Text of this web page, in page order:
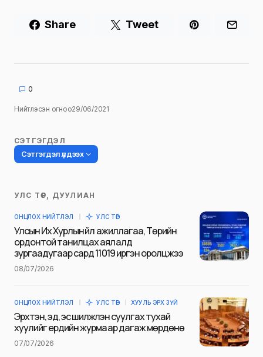
Share Tweet
0
Нийтлэсэн огноо29/06/2021
СЭТГЭГДЭЛ
Сэтгэгдэл үлдээх
Таны имэйл хаягийг нийтлэхгүй.
тэмдэглэсэн
Name
УЛС ТӨР, ДУУЛИАН
ОНЦЛОХ НИЙТЛЭЛ УЛС ТӨР
Улсын Их Хурлын үйл ажиллагаа, Төрийн
ордонтой танилцах аялалд
зургаадугаар сард 11019 иргэн оролцжээ
08/07/2026
ОНЦЛОХ НИЙТЛЭЛ УЛС ТӨР ХУУЛЬ ЭРХ ЗҮЙ
Эрхтэн, эд, эс шилжүүлэн суулгах тухай
хуулийг ердийн журмаар дагаж мөрдөнө
07/07/2026